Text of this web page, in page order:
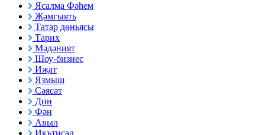
Ясалма Фәһем
Җәмгыять
Татар дөньясы
Тарих
Мәдәният
Шоу-бизнес
Иҗат
Язмыш
Сәясәт
Дин
Фән
Авыл
Икътисад